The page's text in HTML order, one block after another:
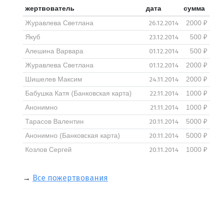
жертвователь дата
сумма
Журавлева Светлана
26.12.2014
2000 ₽
Якуб
23.12.2014
500 ₽
Алешина Варвара
01.12.2014
500 ₽
Журавлева Светлана
01.12.2014
2000 ₽
Шишелев Максим
24.11.2014
2000 ₽
Бабушка Катя (Банковская карта)
22.11.2014
1000 ₽
Анонимно
21.11.2014
1000 ₽
Тарасов Валентин
20.11.2014
5000 ₽
Анонимно (Банковская карта)
20.11.2014
5000 ₽
Козлов Сергей
20.11.2014 1000 ₽
→ Все пожертвования